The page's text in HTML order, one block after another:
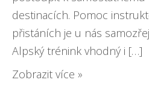
e
w
s
N
i
o
n
destinacích. Pomoc
přistáních je u nás
Alpský trénink vhodný i […]
Zobrazit více »